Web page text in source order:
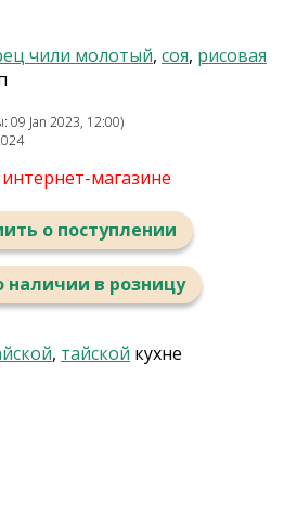
чили молотый, соя, рисовая
Jan 2023, 12:00)
магазине
о поступлении
наличии в розницу
, тайской кухне